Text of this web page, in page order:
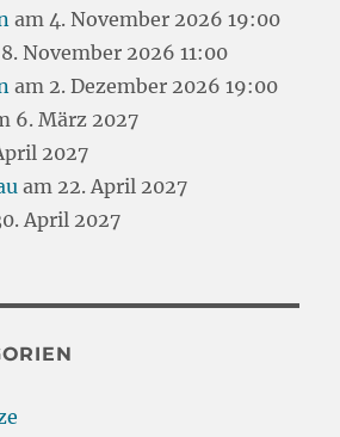
am 4. November 2026 19:00
November 2026 11:00
am 2. Dezember 2026 19:00
6. März 2027
2027
am 22. April 2027
April 2027